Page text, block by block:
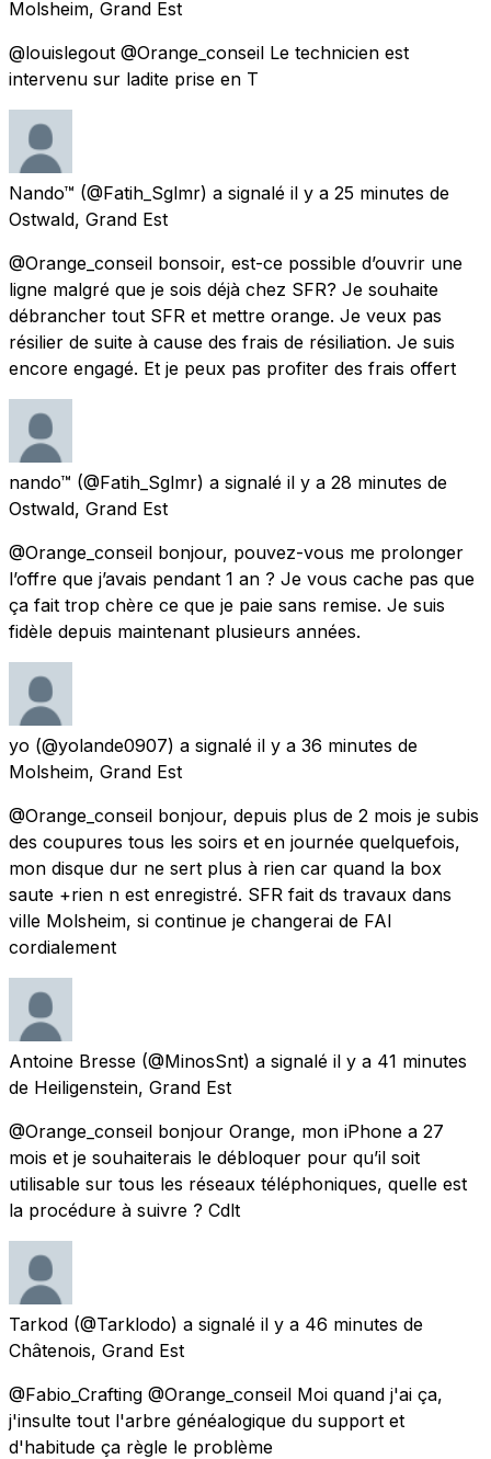
Molsheim, Grand Est
@louislegout @Orange_conseil Le technicien est
intervenu sur ladite prise en T
Nando™ (@Fatih_Sglmr) a signalé il y a 25 minutes de
Ostwald, Grand Est
@Orange_conseil bonsoir, est-ce possible d’ouvrir une
ligne malgré que je sois déjà chez SFR? Je souhaite
débrancher tout SFR et mettre orange. Je veux pas
résilier de suite à cause des frais de résiliation. Je suis
encore engagé. Et je peux pas profiter des frais offert
nando™ (@Fatih_Sglmr) a signalé il y a 28 minutes de
Ostwald, Grand Est
@Orange_conseil bonjour, pouvez-vous me prolonger
l’offre que j’avais pendant 1 an ? Je vous cache pas que
ça fait trop chère ce que je paie sans remise. Je suis
fidèle depuis maintenant plusieurs années.
yo (@yolande0907) a signalé il y a 36 minutes de
Molsheim, Grand Est
@Orange_conseil bonjour, depuis plus de 2 mois je subis
des coupures tous les soirs et en journée quelquefois,
mon disque dur ne sert plus à rien car quand la box
saute +rien n est enregistré. SFR fait ds travaux dans
ville Molsheim, si continue je changerai de FAI
cordialement
Antoine Bresse (@MinosSnt) a signalé il y a 41 minutes
de Heiligenstein, Grand Est
@Orange_conseil bonjour Orange, mon iPhone a 27
mois et je souhaiterais le débloquer pour qu’il soit
utilisable sur tous les réseaux téléphoniques, quelle est
la procédure à suivre ? Cdlt
Tarkod (@Tarklodo) a signalé il y a 46 minutes de
Châtenois, Grand Est
@Fabio_Crafting @Orange_conseil Moi quand j'ai ça,
j'insulte tout l'arbre généalogique du support et
d'habitude ça règle le problème